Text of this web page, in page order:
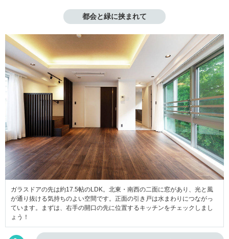
都会と緑に挟まれて
ガラスドアの先は約17.5帖のLDK。北東・南西の二面に窓があり、光と風
が通り抜ける気持ちのよい空間です。正面の引き戸は水まわりにつながっ
ています。まずは、右手の開口の先に位置するキッチンをチェックしまし
ょう！